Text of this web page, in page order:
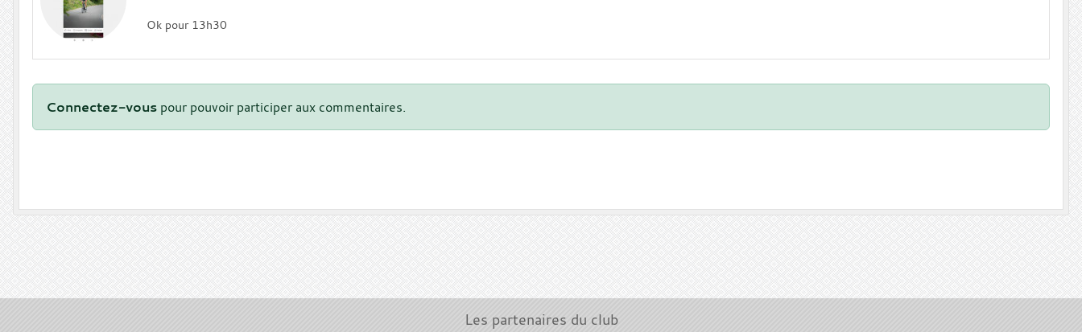
Ok pour 13h30
Connectez-vous pour pouvoir participer aux commentaires.
Les partenaires du club